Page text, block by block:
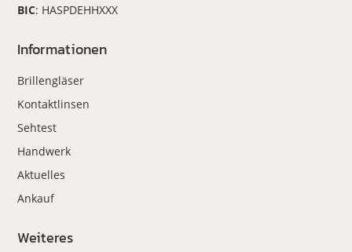
BIC: HASPDEHHXXX
Informationen
Brillengläser
Kontaktlinsen
Sehtest
Handwerk
Aktuelles
Ankauf
Weiteres